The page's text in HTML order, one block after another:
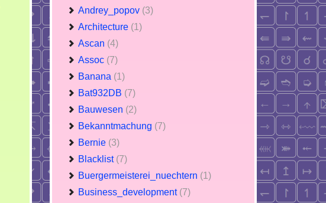
Andrey_popov (3)
Architecture (1)
Ascan (4)
Assoc (7)
Banana (1)
Bat932DB (7)
Bauwesen (2)
Bekanntmachung (7)
Bernie (3)
Blacklist (7)
Buergermeisterei_nuechtern (1)
Business_development (7)